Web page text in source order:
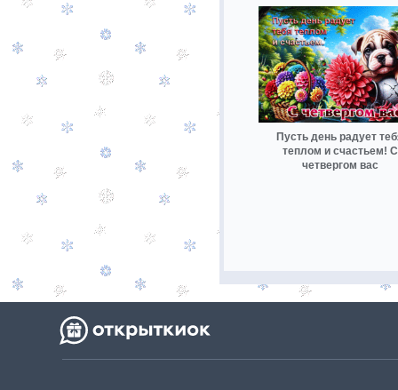
Пусть день радует
теплом и счастьем! С
четвергом вас